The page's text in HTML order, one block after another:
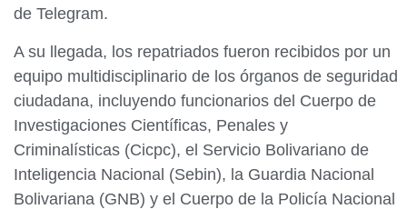
de Telegram.
A su llegada, los repatriados fueron recibidos por un
equipo multidisciplinario de los órganos de seguridad
ciudadana, incluyendo funcionarios del Cuerpo de
Investigaciones Científicas, Penales y
Criminalísticas (Cicpc), el Servicio Bolivariano de
Inteligencia Nacional (Sebin), la Guardia Nacional
Bolivariana (GNB) y el Cuerpo de la Policía Nacional